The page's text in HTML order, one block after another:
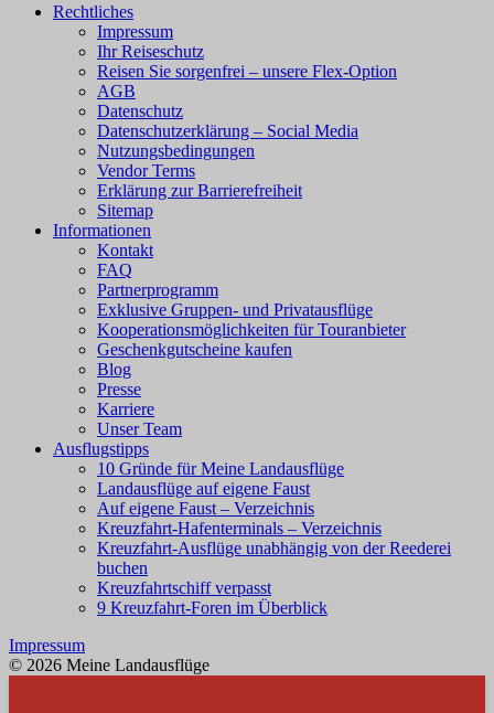
Rechtliches
Impressum
Ihr Reiseschutz
Reisen Sie sorgenfrei – unsere Flex-Option
AGB
Datenschutz
Datenschutzerklärung – Social Media
Nutzungsbedingungen
Vendor Terms
Erklärung zur Barrierefreiheit
Sitemap
Informationen
Kontakt
FAQ
Partnerprogramm
Exklusive Gruppen- und Privatausflüge
Kooperationsmöglichkeiten für Touranbieter
Geschenkgutscheine kaufen
Blog
Presse
Karriere
Unser Team
Ausflugstipps
10 Gründe für Meine Landausflüge
Landausflüge auf eigene Faust
Auf eigene Faust – Verzeichnis
Kreuzfahrt-Hafenterminals – Verzeichnis
Kreuzfahrt-Ausflüge unabhängig von der Reederei
buchen
Kreuzfahrtschiff verpasst
9 Kreuzfahrt-Foren im Überblick
Impressum
© 2026 Meine Landausflüge